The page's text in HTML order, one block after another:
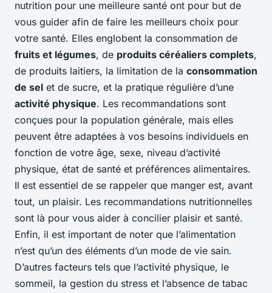
nutrition pour une meilleure santé ont pour but de
vous guider afin de faire les meilleurs choix pour
votre santé. Elles englobent la consommation de
fruits et légumes, de produits céréaliers complets,
de produits laitiers, la limitation de la consommation
de sel et de sucre, et la pratique régulière d’une
activité physique. Les recommandations sont
conçues pour la population générale, mais elles
peuvent être adaptées à vos besoins individuels en
fonction de votre âge, sexe, niveau d’activité
physique, état de santé et préférences alimentaires.
Il est essentiel de se rappeler que manger est, avant
tout, un plaisir. Les recommandations nutritionnelles
sont là pour vous aider à concilier plaisir et santé.
Enfin, il est important de noter que l’alimentation
n’est qu’un des éléments d’un mode de vie sain.
D’autres facteurs tels que l’activité physique, le
sommeil, la gestion du stress et l’absence de tabac